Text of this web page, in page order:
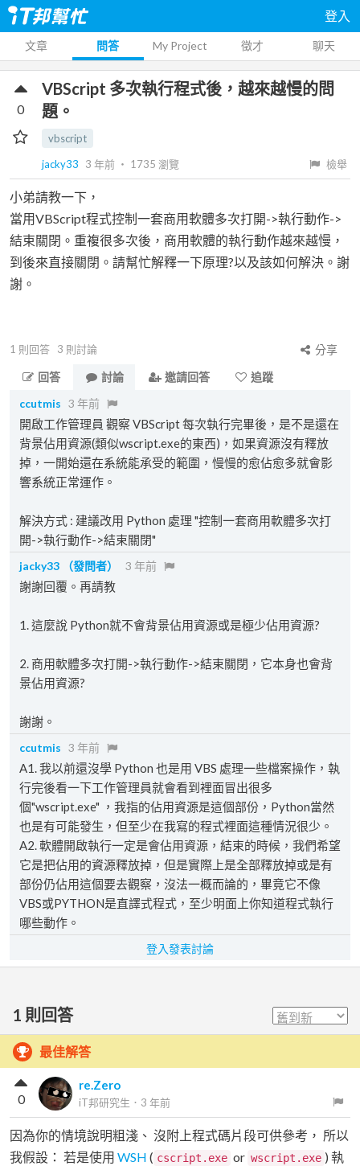
登入
文章 問答 My Project 徵才 聊天
VBScript 多次執行程式後，越來越慢的問
題。
vbscript
jacky33
3 年前 ‧ 1735 瀏覽 檢舉
0
小弟請教一下，
當用VBScript程式控制一套商用軟體多次打開->執行動作->
結束關閉。重複很多次後，商用軟體的執行動作越來越慢，
到後來直接關閉。請幫忙解釋一下原理?以及該如何解決。謝
謝。
1 則回答 3 則討論
分享
回答
討論 邀請回答
追蹤
ccutmis 3 年前
開啟工作管理員 觀察 VBScript 每次執行完畢後，是不是還在
背景佔用資源(類似wscript.exe的東西)，如果資源沒有釋放
掉，一開始還在系統能承受的範圍，慢慢的愈佔愈多就會影
響系統正常運作。
解決方式 : 建議改用 Python 處理 "控制一套商用軟體多次打
開->執行動作->結束關閉"
jacky33 （發問者） 3 年前
謝謝回覆。再請教
1. 這麼說 Python就不會背景佔用資源或是極少佔用資源?
2. 商用軟體多次打開->執行動作->結束關閉，它本身也會背
景佔用資源?
謝謝。
ccutmis 3 年前
A1. 我以前還沒學 Python 也是用 VBS 處理一些檔案操作，執
行完後看一下工作管理員就會看到裡面冒出很多
個"wscript.exe" ，我指的佔用資源是這個部份，Python當然
也是有可能發生，但至少在我寫的程式裡面這種情況很少。
A2. 軟體開啟執行一定是會佔用資源，結束的時候，我們希望
它是把佔用的資源釋放掉，但是實際上是全部釋放掉或是有
部份仍佔用這個要去觀察，沒法一概而論的，畢竟它不像
VBS或PYTHON是直譯式程式，至少明面上你知道程式執行
哪些動作。
登入發表討論
1 則回答
最佳解答
re.Zero
iT邦研究生 ． 3 年前
0
因為你的情境說明粗淺、 沒附上程式碼片段可供參考， 所以
我假設： 若是使用 WSH ( cscript.exe or wscript.exe ) 執